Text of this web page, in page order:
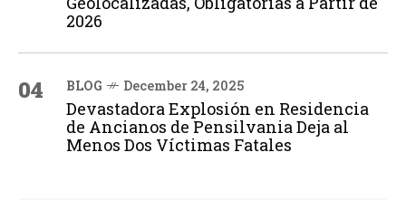
2026
04 BLOG December 24, 2025
Devastadora Explosión en Residencia
de Ancianos de Pensilvania Deja al
Menos Dos Víctimas Fatales